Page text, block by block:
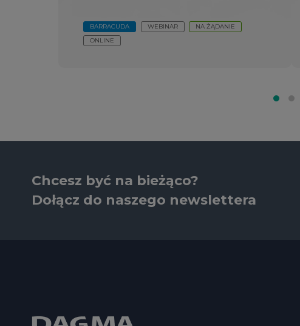
BARRACUDA WEBINAR
NA ŻĄDANIE
ONLINE
Chcesz być na bieżąco?
Dołącz do naszego newslettera